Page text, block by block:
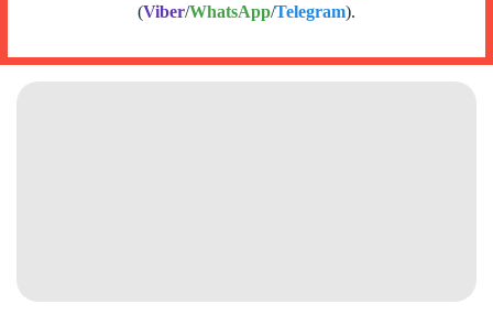
(Viber/WhatsApp/Telegram).